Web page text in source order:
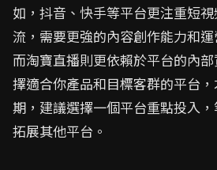
如，抖音、快手等平台更注重短
流，需要更強的內容創作能力和運
而淘寶直播則更依賴於平台的內
擇適合你產品和目標客群的平台
期，建議選擇一個平台重點投入
拓展其他平台。